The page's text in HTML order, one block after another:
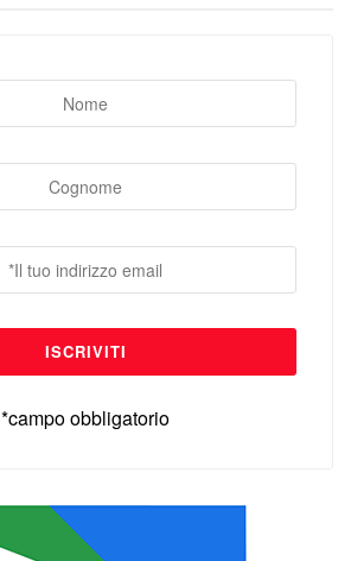
*campo obbligatorio